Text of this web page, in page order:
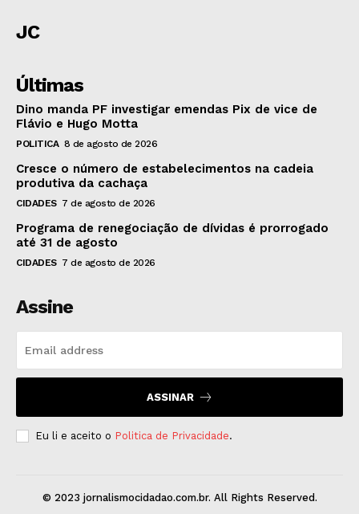
JC
Últimas
Dino manda PF investigar emendas Pix de vice de
Flávio e Hugo Motta
POLITICA 8 de agosto de 2026
Cresce o número de estabelecimentos na cadeia
produtiva da cachaça
CIDADES 7 de agosto de 2026
Programa de renegociação de dívidas é prorrogado
até 31 de agosto
CIDADES 7 de agosto de 2026
Assine
ASSINAR
Eu li e aceito o Politica de Privacidade.
© 2023 jornalismocidadao.com.br. All Rights Reserved.